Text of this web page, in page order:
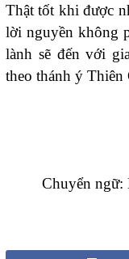
Thật tốt khi được
lời nguyền không
lành sẽ đến với
theo thánh ý Thiên
Chuyển